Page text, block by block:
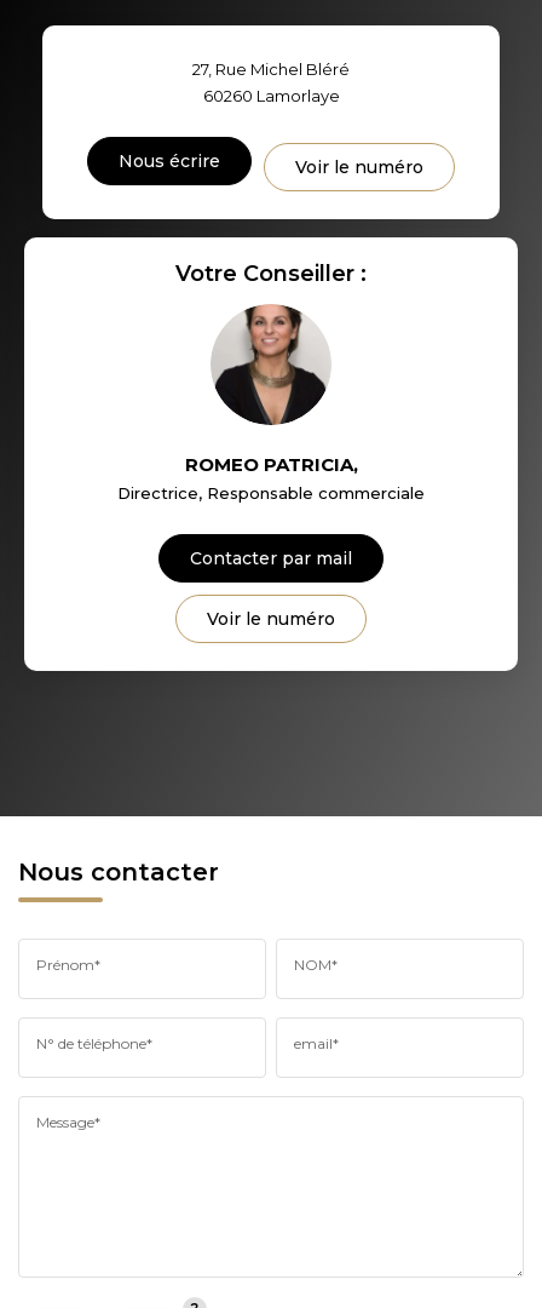
PART DES MÉNAGES SANS
VOITURE
DISTANCE DE L'AÉROPORT : SUPERFICIE :
RÉSULTATS DES LYCÉES
RESTAURANTS ET CAFÉS
MÉDECINS
27, Rue Michel Bléré
60260 Lamorlaye
Nous écrire Voir le numéro
Votre Conseiller :
ROMEO PATRICIA,
Directrice, Responsable commerciale
Contacter par mail
Voir le numéro
Nous contacter
Prénom* NOM*
N° de téléphone* email*
Message*